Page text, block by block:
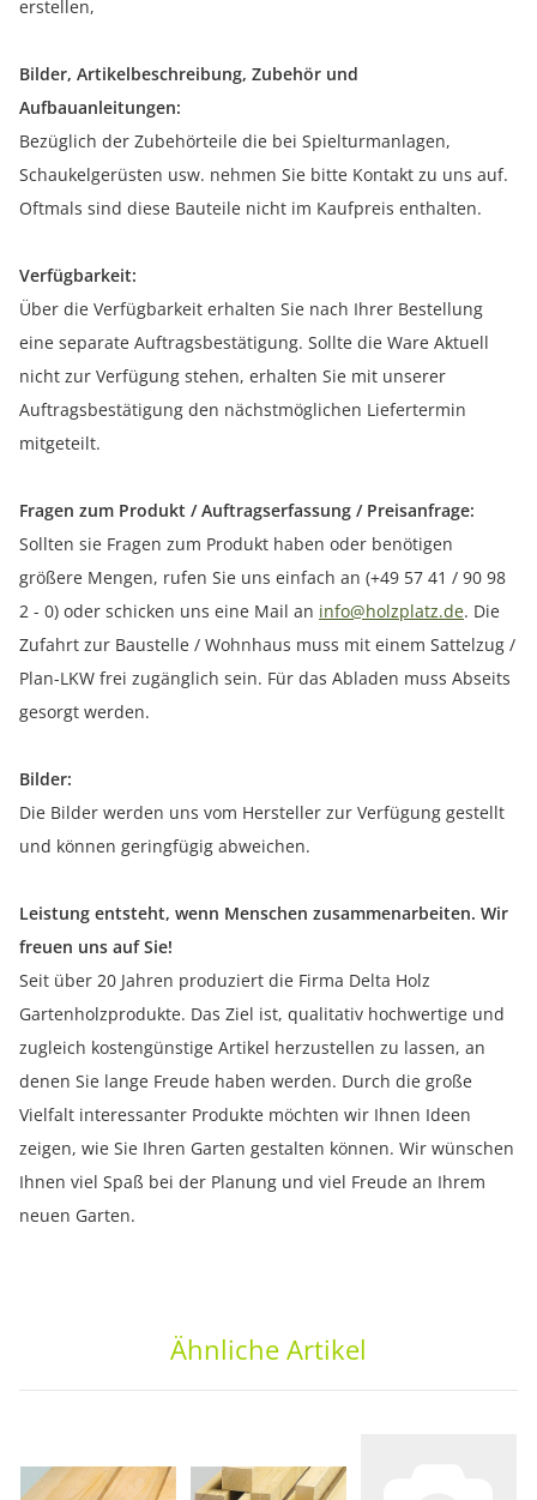
erstellen,
Bilder, Artikelbeschreibung, Zubehör und
Aufbauanleitungen:
Bezüglich der Zubehörteile die bei Spielturmanlagen,
Schaukelgerüsten usw. nehmen Sie bitte Kontakt zu uns auf.
Oftmals sind diese Bauteile nicht im Kaufpreis enthalten.
Verfügbarkeit:
Über die Verfügbarkeit erhalten Sie nach Ihrer Bestellung
eine separate Auftragsbestätigung. Sollte die Ware Aktuell
nicht zur Verfügung stehen, erhalten Sie mit unserer
Auftragsbestätigung den nächstmöglichen Liefertermin
mitgeteilt.
Fragen zum Produkt / Auftragserfassung / Preisanfrage:
Sollten sie Fragen zum Produkt haben oder benötigen
größere Mengen, rufen Sie uns einfach an (+49 57 41 / 90 98
2 - 0) oder schicken uns eine Mail an info@holzplatz.de. Die
Zufahrt zur Baustelle / Wohnhaus muss mit einem Sattelzug /
Plan-LKW frei zugänglich sein. Für das Abladen muss Abseits
gesorgt werden.
Bilder:
Die Bilder werden uns vom Hersteller zur Verfügung gestellt
und können geringfügig abweichen.
Leistung entsteht, wenn Menschen zusammenarbeiten. Wir
freuen uns auf Sie!
Seit über 20 Jahren produziert die Firma Delta Holz
Gartenholzprodukte. Das Ziel ist, qualitativ hochwertige und
zugleich kostengünstige Artikel herzustellen zu lassen, an
denen Sie lange Freude haben werden. Durch die große
Vielfalt interessanter Produkte möchten wir Ihnen Ideen
zeigen, wie Sie Ihren Garten gestalten können. Wir wünschen
Ihnen viel Spaß bei der Planung und viel Freude an Ihrem
neuen Garten.
Ähnliche Artikel